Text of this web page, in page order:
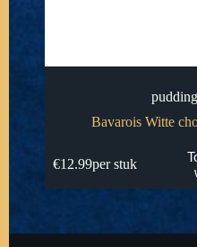
Bavarois Witte
€12.99per stuk